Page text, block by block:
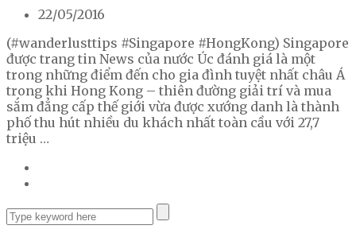
22/05/2016
(#wanderlusttips #Singapore #HongKong) Singapore
được trang tin News của nước Úc đánh giá là một
trong những điểm đến cho gia đình tuyệt nhất châu Á
trong khi Hong Kong – thiên đường giải trí và mua
sắm đẳng cấp thế giới vừa được xướng danh là thành
phố thu hút nhiều du khách nhất toàn cầu với 27,7
triệu …